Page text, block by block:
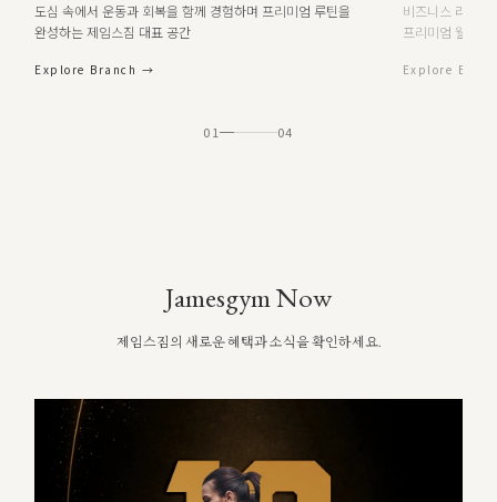
도심 속에서 운동과 회복을 함께 경험하며 프리미엄 루틴을
완성하는 제임스짐 대표 공간
Explore Branch →
비즈니스 라이
프리미엄 웰니스
Explore
01 04
Jamesgym Now
제임스짐의 새로운 혜택과 소식을 확인하세요.